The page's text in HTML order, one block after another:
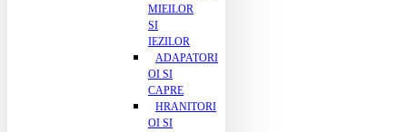
MIEILOR
SI
IEZILOR
ADAPATORI
OI SI
CAPRE
HRANITORI
OI SI